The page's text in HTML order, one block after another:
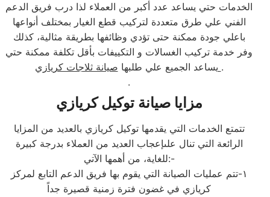
الخدمات حتي يساعد عدد أكبر من العملاء لذا درب فريق الدعم
الفني علي طرق متعددة لتركيب قطع الغيار بمختلف أنواعها
باعلي جودة ممكنة حتى تؤدي وظائفها بطريقة مثالية، كذلك
وفر خدمة تركيب الغسالات و التكييفات بأقل تكلفة ممكنة حتي
يساعد الجميع علي طلبها .
.
مزايا صيانة توكيل كريازي
تتمتع الخدمات التي يقدمها توكيل كريازي بالعديد من المزايا
الرائعة التي تنال علىإعجاب العديد من العملاء بدرجة كبيرة
للغاية، من أهمها الآتي:-
١-تتم عمليات الصيانة التي يقوم بها فريق الدعم التابع لمركز
كريازي في غضون فترة زمنية قصيرة جداً